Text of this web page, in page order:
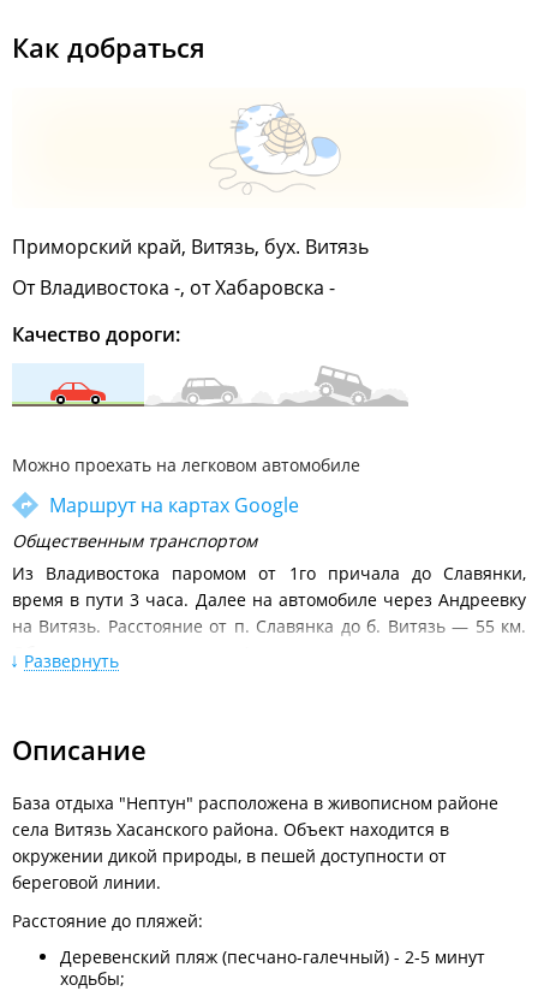
Как добраться
Приморский край, Витязь, бух. Витязь
От Владивостока -, от Хабаровска -
Качество дороги:
Можно проехать на легковом автомобиле
Маршрут на картах Google
Общественным транспортом
Из Владивостока паромом от 1го причала до Славянки,
время в пути 3 часа. Далее на автомобиле через Андреевку
на Витязь. Расстояние от п. Славянка до б. Витязь — 55 км.
Общее время в пути около 4 часов.
автовокзала Славянки (в пути 4 часа 30 минут). Далее на
пути — около 6 часов.
Расписание движения междугородних автобусов от
автовокзала Владивосток
Личным автотранспортом:
М-60 (Хабаровск-Владивосток) поворачиваете в деревню
деревни Андреевка (на дорожных указателях можно
Развернуть
Описание
База отдыха "Нептун" расположена в живописном районе
села Витязь Хасанского района. Объект находится в
окружении дикой природы, в пешей доступности от
береговой линии.
Расстояние до пляжей:
Деревенский пляж (песчано-галечный) - 2-5 минут
ходьбы;